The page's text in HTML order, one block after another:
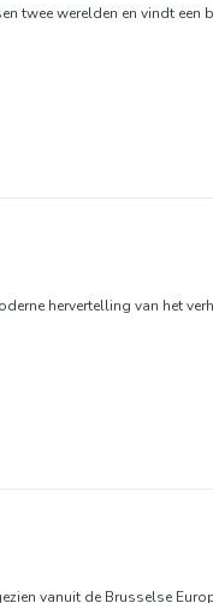
twee werelden en vindt
hervertelling van het
vanuit de Brusselse